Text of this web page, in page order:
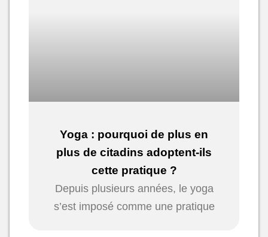
Yoga : pourquoi de plus en
plus de citadins adoptent-ils
cette pratique ?
Depuis plusieurs années, le yoga
s’est imposé comme une pratique